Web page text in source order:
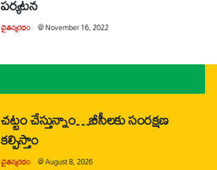
చైతన్యరధం @November 16, 2022
చట్టం చేస్తున్నాం…బీసీలకు సంరక్షణ
కల్పిస్తాం
చైతన్యరధం @August 8, 2026